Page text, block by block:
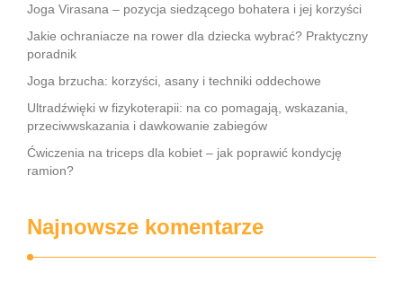
Joga Virasana – pozycja siedzącego bohatera i jej korzyści
Jakie ochraniacze na rower dla dziecka wybrać? Praktyczny
poradnik
Joga brzucha: korzyści, asany i techniki oddechowe
Ultradźwięki w fizykoterapii: na co pomagają, wskazania,
przeciwwskazania i dawkowanie zabiegów
Ćwiczenia na triceps dla kobiet – jak poprawić kondycję
ramion?
Najnowsze komentarze